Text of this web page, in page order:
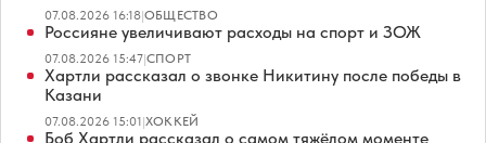
07.08.2026 16:18|ОБЩЕСТВО
Россияне увеличивают расходы на спорт и ЗОЖ
07.08.2026 15:47|СПОРТ
Хартли рассказал о звонке Никитину после победы в
Казани
07.08.2026 15:01|ХОККЕЙ
Боб Хартли рассказал о самом тяжёлом моменте